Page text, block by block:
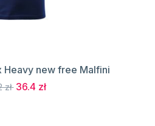
Heavy new free Malfini
zł 36.4 zł